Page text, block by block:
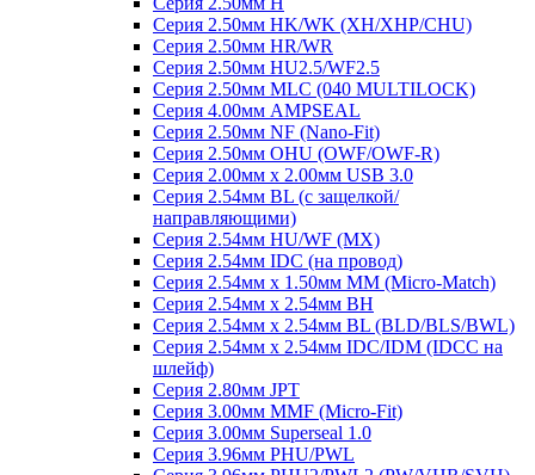
Серия 2.50мм HK/WK (XH/XHP/CHU)
Серия 2.50мм HR/WR
Серия 2.50мм HU2.5/WF2.5
Серия 2.50мм MLC (040 MULTILOCK)
Серия 4.00мм AMPSEAL
Серия 2.50мм NF (Nano-Fit)
Серия 2.50мм OHU (OWF/OWF-R)
Серия 2.00мм x 2.00мм USB 3.0
Серия 2.54мм BL (с защелкой/
направляющими)
Серия 2.54мм HU/WF (MX)
Серия 2.54мм IDC (на провод)
Серия 2.54мм х 1.50мм MM (Micro-Match)
Серия 2.54мм х 2.54мм BH
Серия 2.54мм х 2.54мм BL (BLD/BLS/BWL)
Серия 2.54мм х 2.54мм IDC/IDM (IDCC на
шлейф)
Серия 2.80мм JPT
Серия 3.00мм MMF (Micro-Fit)
Серия 3.00мм Superseal 1.0
Серия 3.96мм PHU/PWL